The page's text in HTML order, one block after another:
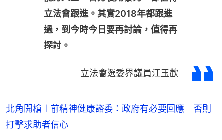
立法會跟進。其實2018年都跟進
過，到今時今日要再討論，值得再
探討。
立法會選委界議員江玉歡
北角開槍︱前精神健康諮委：政府有必要回應 否則
打擊求助者信心